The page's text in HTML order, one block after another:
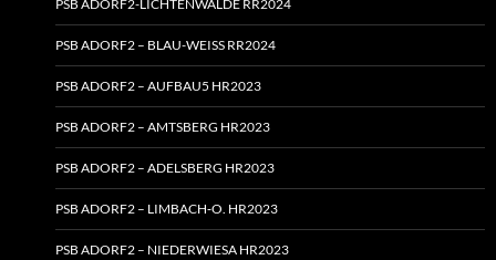
PSB ADORF2-LICHTENWALDE RR2024
PSB ADORF2 – BLAU-WEISS RR2024
PSB ADORF2 – AUFBAU5 HR2023
PSB ADORF2 – AMTSBERG HR2023
PSB ADORF2 – ADELSBERG HR2023
PSB ADORF2 – LIMBACH‑O. HR2023
PSB ADORF2 – NIEDERWIESA HR2023